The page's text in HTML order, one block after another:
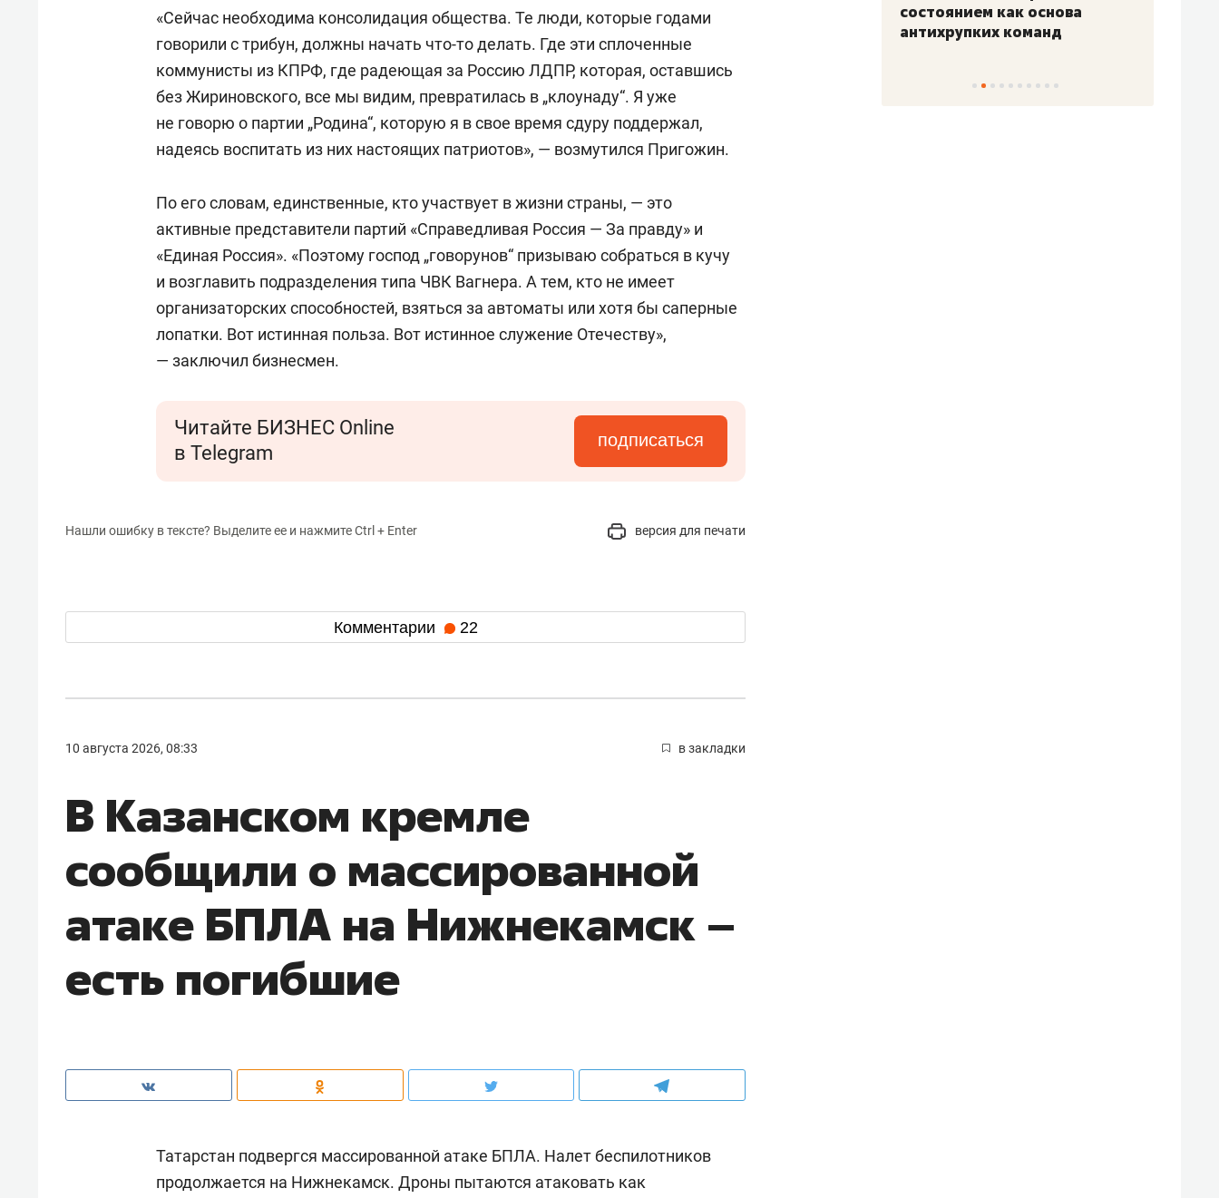
«Сейчас необходима консолидация общества. Те люди, которые годами
говорили с трибун, должны начать что-то делать. Где эти сплоченные
коммунисты из КПРФ, где радеющая за Россию ЛДПР, которая, оставшись
без Жириновского, все мы видим, превратилась в „клоунаду“. Я уже
не говорю о партии „Родина“, которую я в свое время сдуру поддержал,
надеясь воспитать из них настоящих патриотов», — возмутился Пригожин.
По его словам, единственные, кто участвует в жизни страны, — это
активные представители партий «Справедливая Россия — За правду» и
«Единая Россия». «Поэтому господ „говорунов“ призываю собраться в кучу
и возглавить подразделения типа ЧВК Вагнера. А тем, кто не имеет
организаторских способностей, взяться за автоматы или хотя бы саперные
лопатки. Вот истинная польза. Вот истинное служение Отечеству»,
— заключил бизнесмен.
Читайте БИЗНЕС Online
в Telegram
подписаться
Нашли ошибку в тексте? Выделите ее и нажмите Ctrl + Enter версия для печати
Комментарии 22
10 августа 2026, 08:33 в закладки
В Казанском кремле
сообщили о массированной
атаке БПЛА на Нижнекамск –
есть погибшие
Татарстан подвергся массированной атаке БПЛА. Налет беспилотников
продолжается на Нижнекамск. Дроны пытаются атаковать как
состоянием как основа
антихрупких команд
«Гонка Героев»